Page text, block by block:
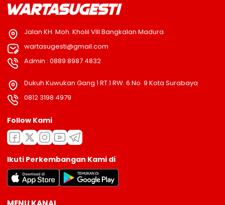
Jalan KH. Moh. Kholil VIII Bangkalan Madura
wartasugesti@gmail.com
Admin : 0889 8987 4832
Dukuh Kuwukan Gang 1 RT.1 RW. 6 No. 9 Kota Surabaya
0812 3198 4979
Follow Kami
Ikuti Perkembangan Kami di